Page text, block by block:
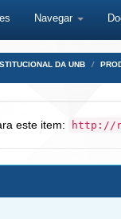
Navegar
DA UNB
este item: http://